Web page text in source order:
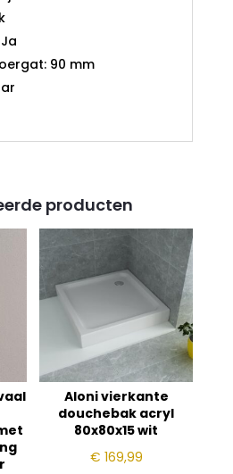
90 mm
producten
Aloni vierkante
douchebak acryl
80x80x15 wit
€ 169,99